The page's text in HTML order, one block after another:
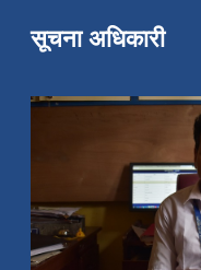
सूचना अधिकारी